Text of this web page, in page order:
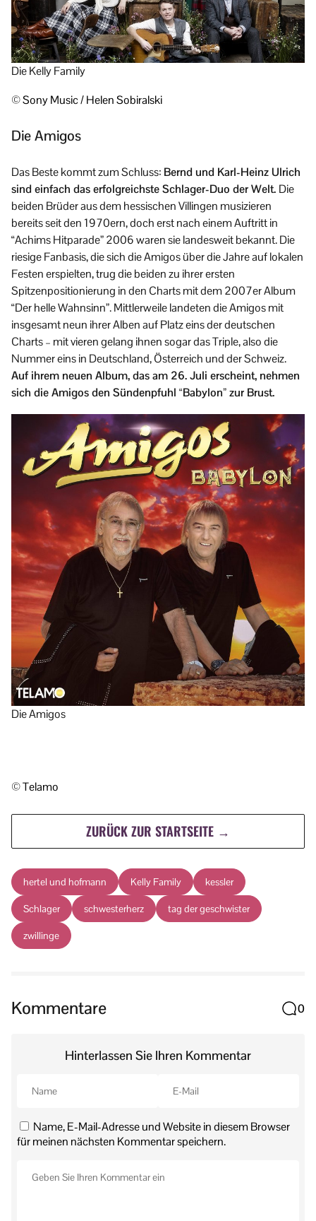
Die Kelly Family
© Sony Music / Helen Sobiralski
Die Amigos
Das Beste kommt zum Schluss: Bernd und Karl-Heinz Ulrich
sind einfach das erfolgreichste Schlager-Duo der Welt. Die
beiden Brüder aus dem hessischen Villingen musizieren
bereits seit den 1970ern, doch erst nach einem Auftritt in
“Achims Hitparade” 2006 waren sie landesweit bekannt. Die
riesige Fanbasis, die sich die Amigos über die Jahre auf lokalen
Festen erspielten, trug die beiden zu ihrer ersten
Spitzenpositionierung in den Charts mit dem 2007er Album
“Der helle Wahnsinn”. Mittlerweile landeten die Amigos mit
insgesamt neun ihrer Alben auf Platz eins der deutschen
Charts – mit vieren gelang ihnen sogar das Triple, also die
Nummer eins in Deutschland, Österreich und der Schweiz.
Auf ihrem neuen Album, das am 26. Juli erscheint, nehmen
sich die Amigos den Sündenpfuhl “Babylon” zur Brust.
Die Amigos
© Telamo
ZURÜCK ZUR STARTSEITE →
hertel und hofmann Kelly Family kessler
Schlager schwesterherz tag der geschwister
zwillinge
Kommentare 0
Hinterlassen Sie Ihren Kommentar
Name, E-Mail-Adresse und Website in diesem Browser
für meinen nächsten Kommentar speichern.